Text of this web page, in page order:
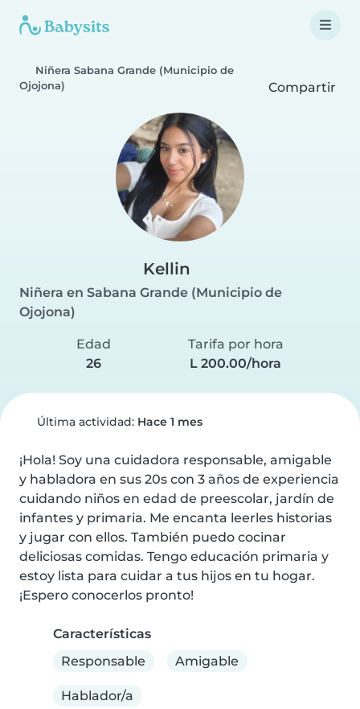
Niñera Sabana Grande (Municipio de
Ojojona)
Compartir
Kellin
Niñera en Sabana Grande (Municipio de
Ojojona)
Edad
26
Tarifa por hora
L 200.00/hora
Última actividad: Hace 1 mes
¡Hola! Soy una cuidadora responsable, amigable
y habladora en sus 20s con 3 años de experiencia
cuidando niños en edad de preescolar, jardín de
infantes y primaria. Me encanta leerles historias
y jugar con ellos. También puedo cocinar
deliciosas comidas. Tengo educación primaria y
estoy lista para cuidar a tus hijos en tu hogar.
¡Espero conocerlos pronto!
Características
Responsable
Amigable
Hablador/a